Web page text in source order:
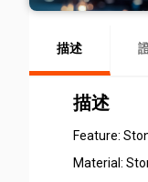
描述
描述
Feature:
Material: